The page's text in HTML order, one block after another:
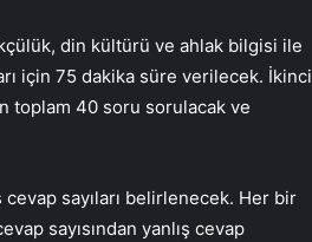
din kültürü ve ahlak bilgisi ile
için 75 dakika süre verilecek. İkinci
toplam 40 soru sorulacak ve
sayıları belirlenecek. Her bir
sayısından yanlış cevap